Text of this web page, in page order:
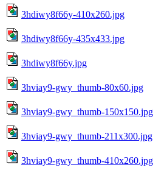
3hdiwy8f66y-410x260.jpg
3hdiwy8f66y-435x433.jpg
3hdiwy8f66y.jpg
3hviay9-gwy_thumb-80x60.jpg
3hviay9-gwy_thumb-150x150.jpg
3hviay9-gwy_thumb-211x300.jpg
3hviay9-gwy_thumb-410x260.jpg